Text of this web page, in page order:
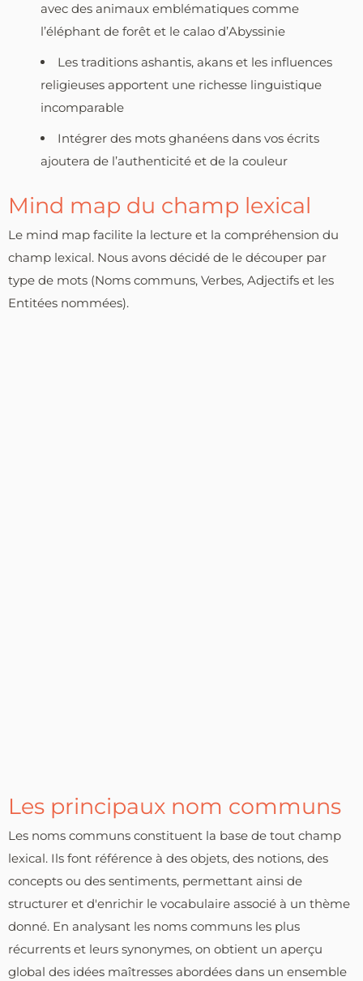
avec des animaux emblématiques comme
l’éléphant de forêt et le calao d’Abyssinie
Les traditions ashantis, akans et les influences
religieuses apportent une richesse linguistique
incomparable
Intégrer des mots ghanéens dans vos écrits
ajoutera de l’authenticité et de la couleur
Mind map du champ lexical
Le mind map facilite la lecture et la compréhension du
champ lexical. Nous avons décidé de le découper par
type de mots (Noms communs, Verbes, Adjectifs et les
Entitées nommées).
Les principaux nom communs
Les noms communs constituent la base de tout champ
lexical. Ils font référence à des objets, des notions, des
concepts ou des sentiments, permettant ainsi de
structurer et d'enrichir le vocabulaire associé à un thème
donné. En analysant les noms communs les plus
récurrents et leurs synonymes, on obtient un aperçu
global des idées maîtresses abordées dans un ensemble